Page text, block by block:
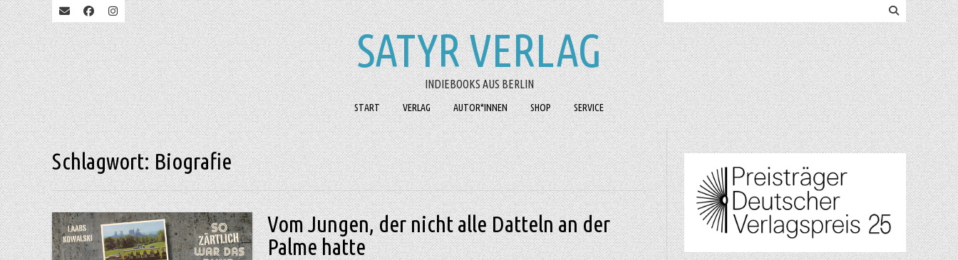
SATYR VERLAG
INDIEBOOKS AUS BERLIN
START VERLAG AUTOR*INNEN SHOP SERVICE
Schlagwort:Biografie
Vom Jungen, der nicht alle Datteln an der
Palme hatte